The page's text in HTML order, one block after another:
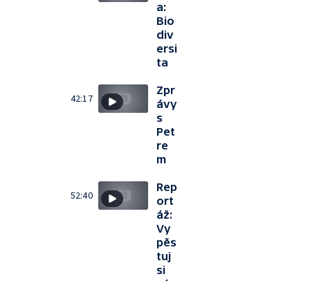
a:
Bio
div
ersi
ta
42:17
Zpr
ávy
s
Pet
re
m
52:40
Rep
ort
áž:
Vy
pěs
tuj
si